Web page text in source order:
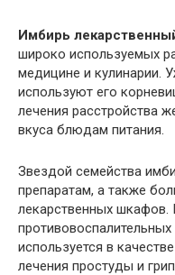
Имбирь
широко используемых
медицине и кулинарии.
используют его
лечения расстройства
вкуса блюдам питания.
Звездой семейства
препаратам, а также
лекарственных шкафов.
используется в
лечения простуды и